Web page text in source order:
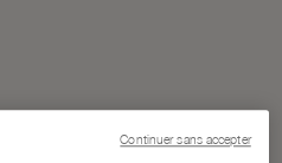
Continuer sans accepter